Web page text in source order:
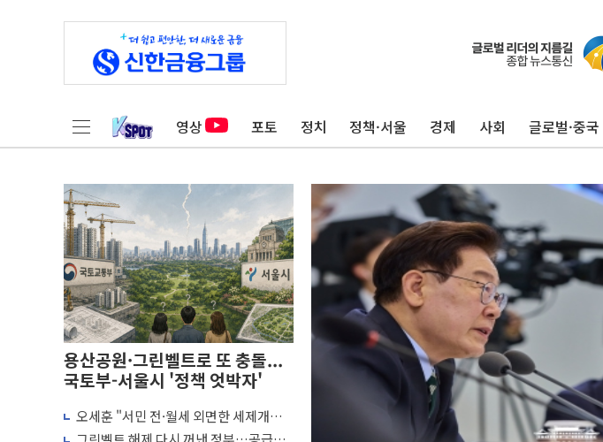
영상 포토 정치 정책·서울 경제 사회 글로벌·중국
용산공원·그린벨트로 또 충돌...
국토부-서울시 '정책 엇박자'
오세훈 "서민 전·월세 외면한 세제개
편"…용산공원 훼손 안 돼